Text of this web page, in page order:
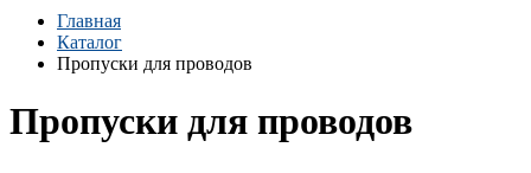
Главная
Каталог
Пропуски для проводов
Пропуски для проводов